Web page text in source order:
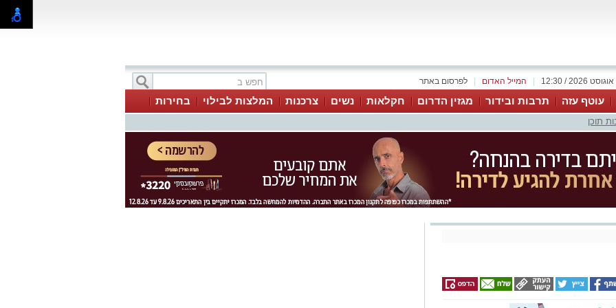
לפרסום באתר המייל האדום
עוטף עזה תרבות ובידור מגזין הדרום חקלאות נשים צרכנות המלצות לבילוי
בחירות
תוכן